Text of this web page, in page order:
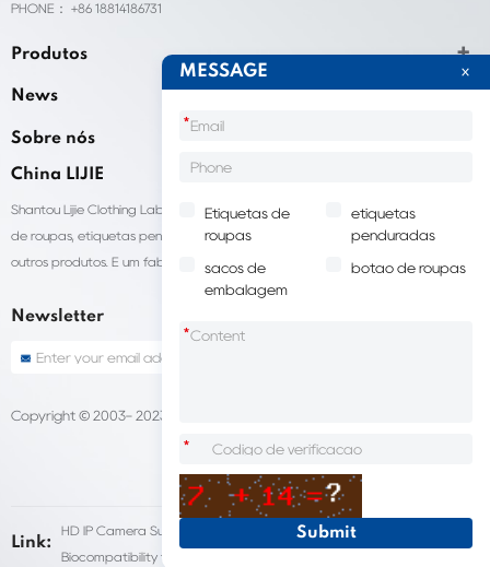
PHONE： +86 18814186731
Produtos
News
Sobre nós
China LIJIE
Shantou Lijie Clothing Labels fornece serviços personalizados para etiquetas
de roupas, etiquetas penduradas, sacolas para embalagens de roupas e
outros produtos. É um fabricante líder de acessórios de vestuário na China.
Newsletter
Copyright © 2003- 2023 China LIJIE Etiquetas de roupas
Link:
HD IP Camera Supplier Fleet Dash Cam
Biocompatibility testing
MESSAGE
*
Etiquetas de
roupas
etiquetas
penduradas
sacos de
embalagem
botão de roupas
*
*